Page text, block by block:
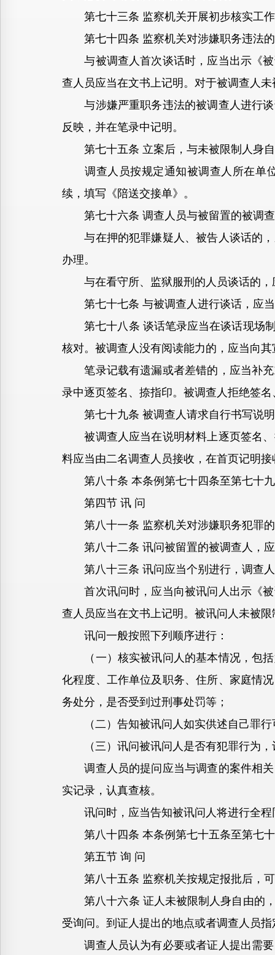
第七十三条 监察机关开展初步核实工作
第七十四条 监察机关对涉嫌职务违法的
与被调查人首次谈话时，应当出示《被
查人员应当在文书上记明。对于被调查人
与涉嫌严重职务违法的被调查人进行谈
反映，并在笔录中记明。
第七十五条 立案后，与未被限制人身自
调查人员按规定通知被调查人所在单位
续，填写《陪送交接单》。
第七十六条 调查人员与被留置的被调查
与在押的犯罪嫌疑人、被告人谈话的，
办理。
与在看守所、监狱服刑的人员谈话的，
第七十七条 与被调查人进行谈话，应当
第七十八条 谈话笔录应当在谈话现场制
核对。被调查人没有阅读能力的，应当向其
笔录记载有遗漏或者差错的，应当补充
录中逐页签名、捺指印。被调查人拒绝签
第七十九条 被调查人请求自行书写说明
被调查人应当在说明材料上逐页签名、
料应当由二名调查人员接收，在首页记明
第八十条 本条例第七十四条至第七十九
第四节 讯 问
第八十一条 监察机关对涉嫌职务犯罪的
第八十二条 讯问被留置的被调查人，应
第八十三条 讯问应当个别进行，调查人
首次讯问时，应当向被讯问人出示《被
查人员应当在文书上记明。被讯问人未被
讯问一般按照下列顺序进行：
（一）核实被讯问人的基本情况，包括
化程度、工作单位及职务、住所、家庭情
务处分，是否受到过刑事处罚等；
（二）告知被讯问人如实供述自己罪行
（三）讯问被讯问人是否有犯罪行为，
调查人员的提问应当与调查的案件相关
实记录，认真查核。
讯问时，应当告知被讯问人将进行全程
第八十四条 本条例第七十五条至第七十
第五节 询 问
第八十五条 监察机关按规定报批后，可
第八十六条 证人未被限制人身自由的，
受询问。到证人提出的地点或者调查人员
调查人员认为有必要或者证人提出需要